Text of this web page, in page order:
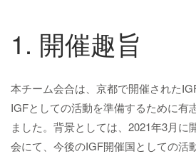
1. 開催趣旨
本チーム会合は、京都で開催された
IGFとしての活動を準備するために有
ました。背景としては、2021年3月に
会にて、今後のIGF開催国としての活